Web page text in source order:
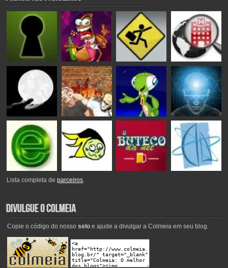
Lista completa deparceiros.
Copie o código do nosso seloe ajude a divulgar a Colmeia em seu blog.